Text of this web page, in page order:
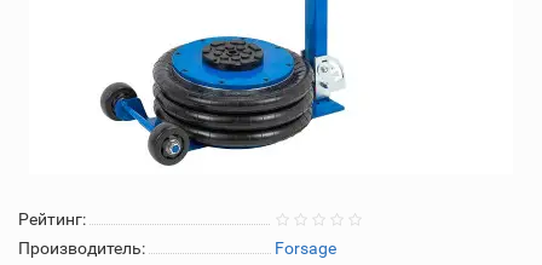
Рейтинг:
Производитель:
Forsage